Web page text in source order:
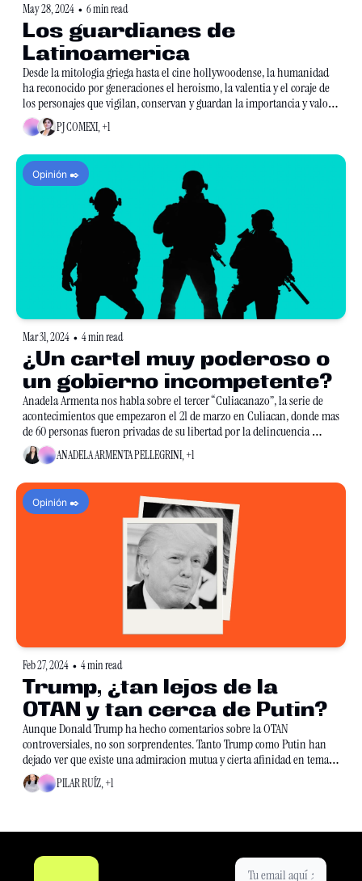
May 28, 2024 • 6 min read
Los guardianes de
Latinoamerica
Desde la mitologia griega hasta el cine hollywoodense, la humanidad
ha reconocido por generaciones el heroismo, la valentia y el coraje de
los personajes que vigilan, conservan y guardan la importancia y valor
de lo que nos rodea.
PJ COMEXI, +1
Opinión ✒️
Mar 31, 2024 • 4 min read
¿Un cartel muy poderoso o
un gobierno incompetente?
Anadela Armenta nos habla sobre el tercer “Culiacanazo”, la serie de
acontecimientos que empezaron el 21 de marzo en Culiacan, donde mas
de 60 personas fueron privadas de su libertad por la delincuencia
organizada.
ANADELA ARMENTA PELLEGRINI, +1
Opinión ✒️
Feb 27, 2024 • 4 min read
Trump, ¿tan lejos de la
OTAN y tan cerca de Putin?
Aunque Donald Trump ha hecho comentarios sobre la OTAN
controversiales, no son sorprendentes. Tanto Trump como Putin han
dejado ver que existe una admiracion mutua y cierta afinidad en temas
internacionales.
PILAR RUÍZ, +1